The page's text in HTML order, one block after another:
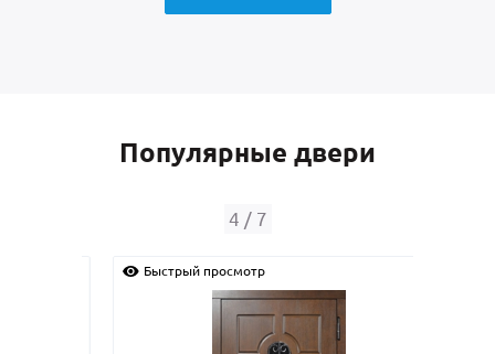
Популярные двери
4 / 7
Быстрый просмотр